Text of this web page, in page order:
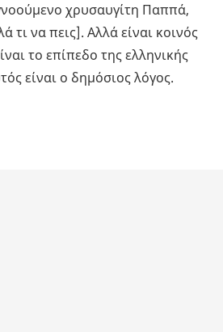
χρυσαυγίτη Παππά,
τι να πεις]. Αλλά είναι κοινός
το επίπεδο της ελληνικής
είναι ο δημόσιος λόγος.